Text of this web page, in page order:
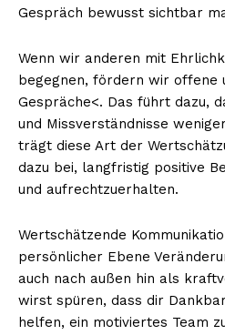
Gespräch bewusst sichtbar
Wenn wir anderen mit
begegnen, fördern wir offene
Gespräche<. Das führt dazu,
und Missverständnisse
trägt diese Art der
dazu bei, langfristig positive
und aufrechtzuerhalten.
Wertschätzende
persönlicher Ebene
auch nach außen hin als
wirst spüren, dass dir
helfen, ein motiviertes Team